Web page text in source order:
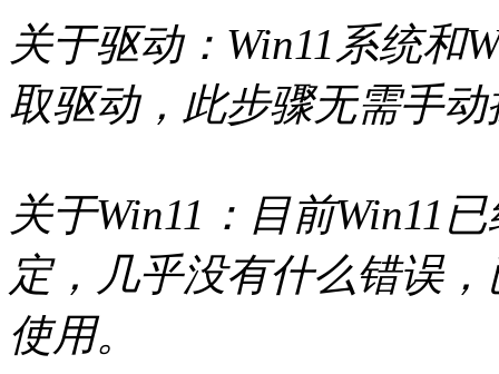
关于驱动：Win11系统和
取驱动，此步骤无需手
关于Win11：目前Win11
定，几乎没有什么错误
使用。